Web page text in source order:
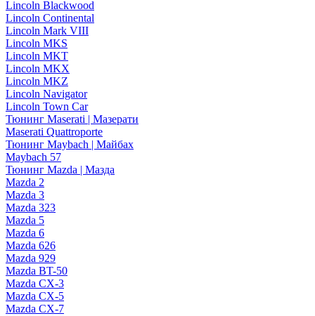
Lincoln Blackwood
Lincoln Continental
Lincoln Mark VIII
Lincoln MKS
Lincoln MKT
Lincoln MKX
Lincoln MKZ
Lincoln Navigator
Lincoln Town Car
Тюнинг Maserati | Мазерати
Maserati Quattroporte
Тюнинг Maybach | Майбах
Maybach 57
Тюнинг Mazda | Мазда
Mazda 2
Mazda 3
Mazda 323
Mazda 5
Mazda 6
Mazda 626
Mazda 929
Mazda BT-50
Mazda CX-3
Mazda CX-5
Mazda CX-7